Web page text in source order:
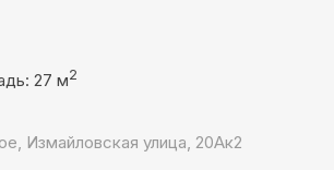
27 м2
Измайловская улица, 20Ак2